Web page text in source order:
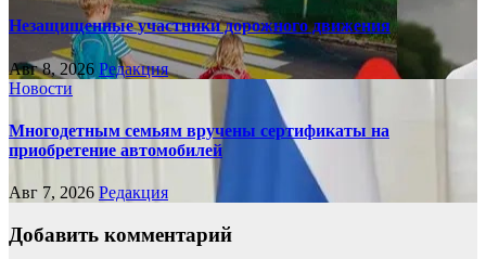
Незащищенные участники дорожного движения
Авг 8, 2026 Редакция
Новости
Многодетным семьям вручены сертификаты на
приобретение автомобилей
Авг 7, 2026 Редакция
Добавить комментарий